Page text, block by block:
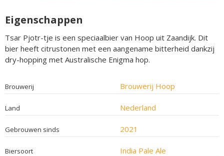
Eigenschappen
Tsar Pjotr-tje is een speciaalbier van Hoop uit Zaandijk. Dit
bier heeft citrustonen met een aangename bitterheid dankzij
dry-hopping met Australische Enigma hop.
Brouwerij Brouwerij Hoop
Land Nederland
Gebrouwen sinds 2021
Biersoort India Pale Ale